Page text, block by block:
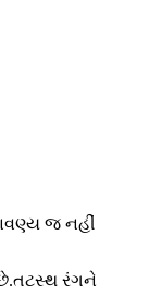
જ નહીં
છે.તટસ્થ રંગને